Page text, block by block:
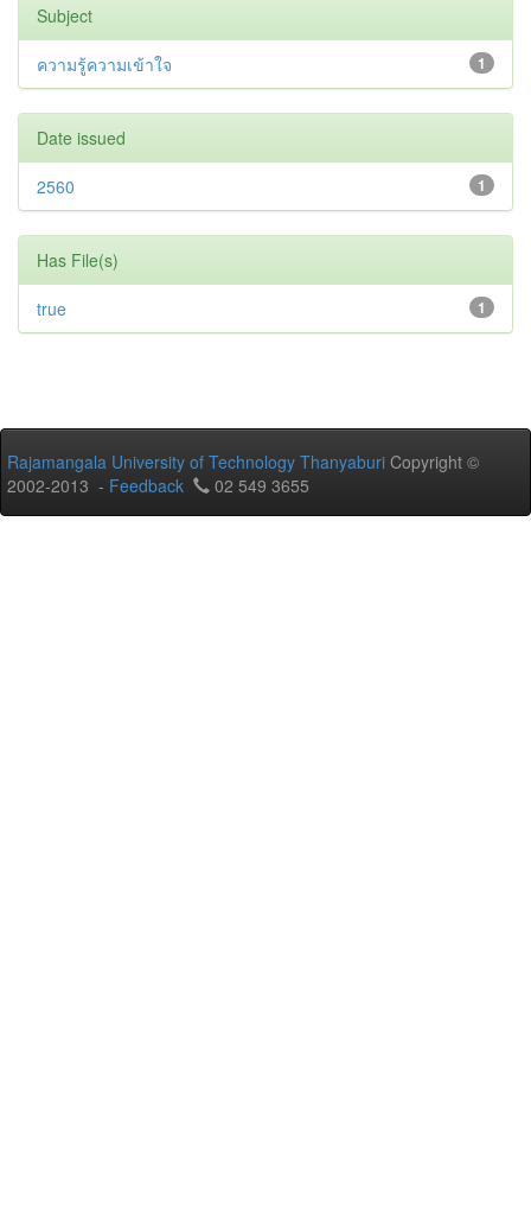
Subject
1
ความรู้ความเข้าใจ
Date issued
1
2560
Has File(s)
1
true
Rajamangala University of Technology Thanyaburi Copyright ©
2002-2013 - Feedback 02 549 3655